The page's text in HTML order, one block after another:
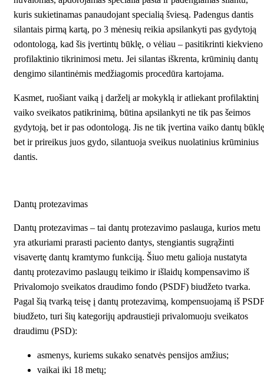
kuris sukietinamas panaudojant specialią šviesą. Padengus dantis
silantais pirmą kartą, po 3 mėnesių reikia apsilankyti pas gydytoją
odontologą, kad šis įvertintų būklę, o vėliau – pasitikrinti kiekvieno
profilaktinio tikrinimosi metu. Jei silantas iškrenta, krūminių dantų
dengimo silantinėmis medžiagomis procedūra kartojama.
Kasmet, ruošiant vaiką į darželį ar mokyklą ir atliekant profilaktinį
vaiko sveikatos patikrinimą, būtina apsilankyti ne tik pas šeimos
gydytoją, bet ir pas odontologą. Jis ne tik įvertina vaiko dantų
bet ir prireikus juos gydo, silantuoja sveikus nuolatinius krūminius
dantis.
Dantų protezavimas
Dantų protezavimas – tai dantų protezavimo paslauga, kurios metu
yra atkuriami prarasti paciento dantys, stengiantis sugrąžinti
visavertę dantų kramtymo funkciją. Šiuo metu galioja nustatyta
dantų protezavimo paslaugų teikimo ir išlaidų kompensavimo iš
Privalomojo sveikatos draudimo fondo (PSDF) biudžeto tvarka.
Pagal šią tvarką teisę į dantų protezavimą, kompensuojamą iš
biudžeto, turi šių kategorijų apdraustieji privalomuoju sveikatos
draudimu (PSD):
asmenys, kuriems sukako senatvės pensijos amžius;
vaikai iki 18 metų;